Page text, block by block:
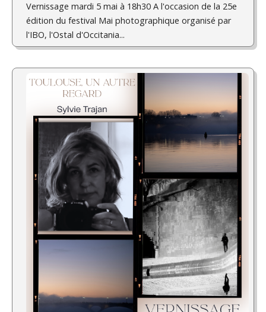
Vernissage mardi 5 mai à 18h30 A l'occasion de la 25e
édition du festival Mai photographique organisé par
l'IBO, l'Ostal d'Occitania...